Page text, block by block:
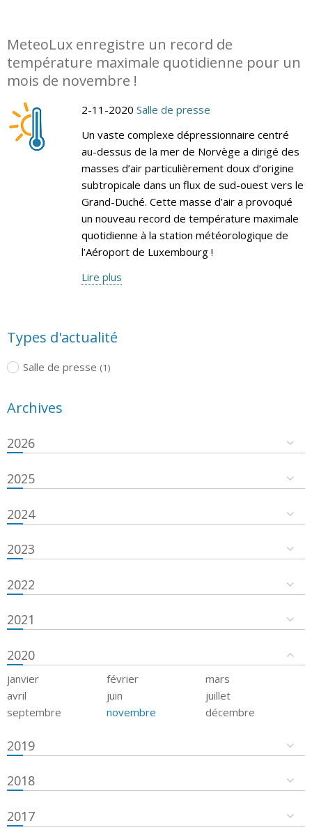
MeteoLux enregistre un record de
température maximale quotidienne pour un
mois de novembre !
2-11-2020 Salle de presse
Un vaste complexe dépressionnaire centré
au-dessus de la mer de Norvège a dirigé des
masses d’air particulièrement doux d’origine
subtropicale dans un flux de sud-ouest vers le
Grand-Duché. Cette masse d’air a provoqué
un nouveau record de température maximale
quotidienne à la station météorologique de
l’Aéroport de Luxembourg !
Lire plus
Types d'actualité
Salle de presse (1)
Archives
2026
2025
2024
2023
2022
2021
2020
janvier février
mars
avril
juin
juillet
septembre
novembre décembre
2019
2018
2017